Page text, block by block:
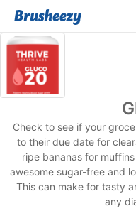
Check to see if your
to their due date for
ripe bananas for
awesome sugar-free and
This can make for tasty
any